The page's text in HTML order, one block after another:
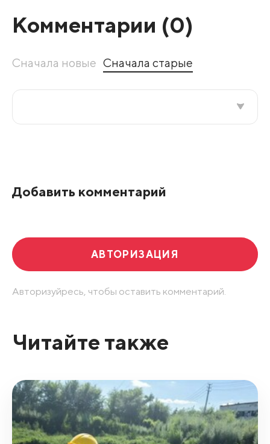
Комментарии (0)
Сначала новые Сначала старые
Добавить комментарий
АВТОРИЗАЦИЯ
Авторизуйресь, чтобы оставить комментарий.
Читайте также